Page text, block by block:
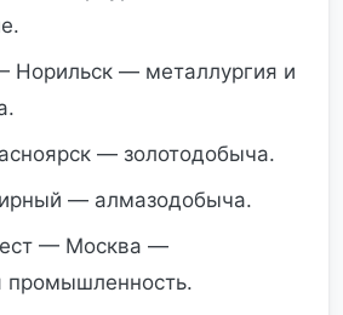
Норильск — металлургия и
— золотодобыча.
— алмазодобыча.
— Москва —
промышленность.